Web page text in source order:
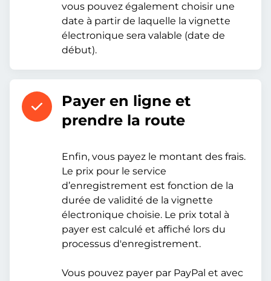
vous pouvez également choisir une
date à partir de laquelle la vignette
électronique sera valable (date de
début).
Payer en ligne et
prendre la route
Enfin, vous payez le montant des frais.
Le prix pour le service
d’enregistrement est fonction de la
durée de validité de la vignette
électronique choisie. Le prix total à
payer est calculé et affiché lors du
processus d'enregistrement.
Vous pouvez payer par PayPal et avec